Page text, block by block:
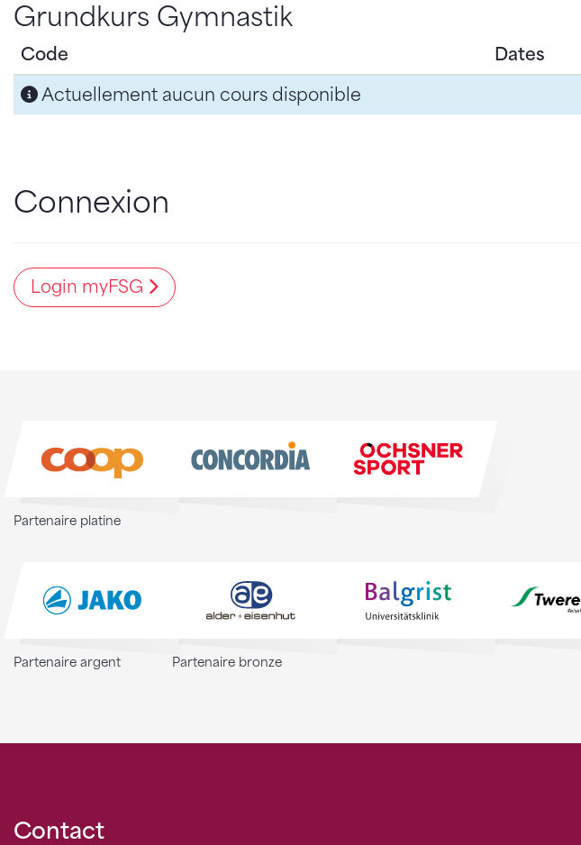
Grundkurs Gymnastik
Code Dates
Actuellement aucun cours disponible
Connexion
Login myFSG
Partenaire platine
Partenaire argent Partenaire bronze
Contact